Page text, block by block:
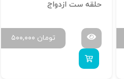
حلقه ست ازدواج
۵۰۰,۰۰۰ تومان